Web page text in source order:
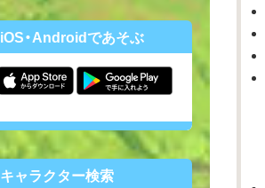
iOS・Androidであそぶ
キャラクター検索